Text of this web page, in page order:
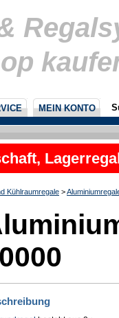
MEIN KONTO
nicht
Kühlraumregale >